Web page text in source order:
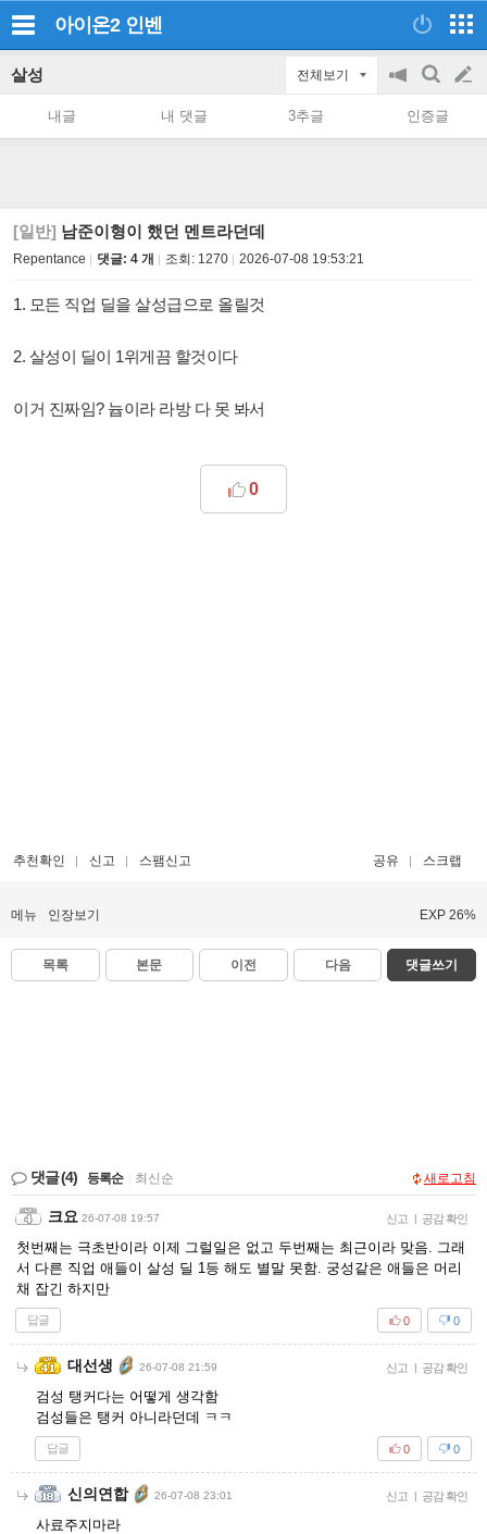
아이온2 인벤
살성 전체보기
공
on/off
검
색
글
쓰
내글 내 댓글 3추글 인증글
[일반] 남준이형이 했던 멘트라던데
Repentance 댓글: 4 개 조회: 1270 2026-07-08 19:53:21
1. 모든 직업 딜을 살성급으로 올릴것
2. 살성이 딜이 1위게끔 할것이다
이거 진짜임? 늅이라 라방 다 못 봐서
0
추천확인 신고 스팸신고 공유 스크랩
메뉴 인장보기 EXP 26%
목록 본문 이전 다음 댓글쓰기
댓글(4) 등록순 최신순 새로고침
크요 26-07-08 19:57 신고 | 공감 확인
첫번째는 극초반이라 이제 그럴일은 없고 두번째는 최근이라 맞음. 그래
서 다른 직업 애들이 살성 딜 1등 해도 별말 못함. 궁성같은 애들은 머리
채 잡긴 하지만
답글 0
0
대선생 26-07-08 21:59 신고 | 공감 확인
검성 탱커다는 어떻게 생각함
검성들은 탱커 아니라던데 ㅋㅋ
답글 0
0
신의연합 26-07-08 23:01 신고 | 공감 확인
사료주지마라